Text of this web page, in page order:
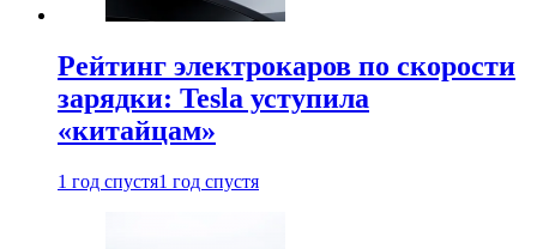
Рейтинг электрокаров по скорости
зарядки: Tesla уступила
«китайцам»
1 год спустя1 год спустя